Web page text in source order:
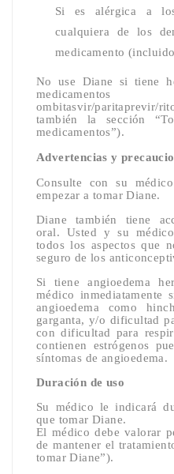
Si es alérgica a
cualquiera de los
medicamento
No use Diane si tiene
ombitasvir/
también la sección
medicamentos”).
Advertencias y
Consulte con su
empezar a tomar Diane.
Diane también tiene
oral. Usted y su
todos los aspectos que
seguro de los
Si tiene angioedema
médico inmediatamente
angioedema como
garganta, y/o dificultad
con dificultad para
contienen estrógenos
síntomas de angioedema.
Duración de uso
Su médico le indicará
que tomar Diane.
El médico debe valorar
de mantener el
tomar Diane”).